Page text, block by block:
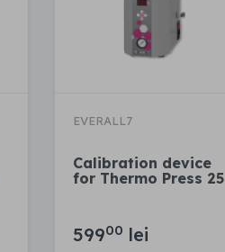
EVERALL7
Calibration device
for Thermo Press 25
59900 lei